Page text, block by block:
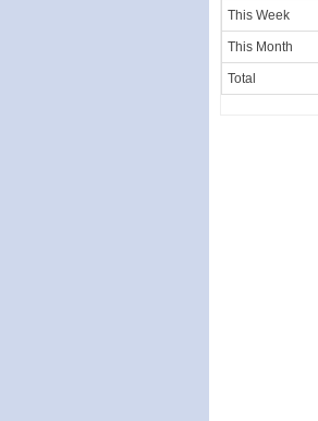
This Week
This Month
Total